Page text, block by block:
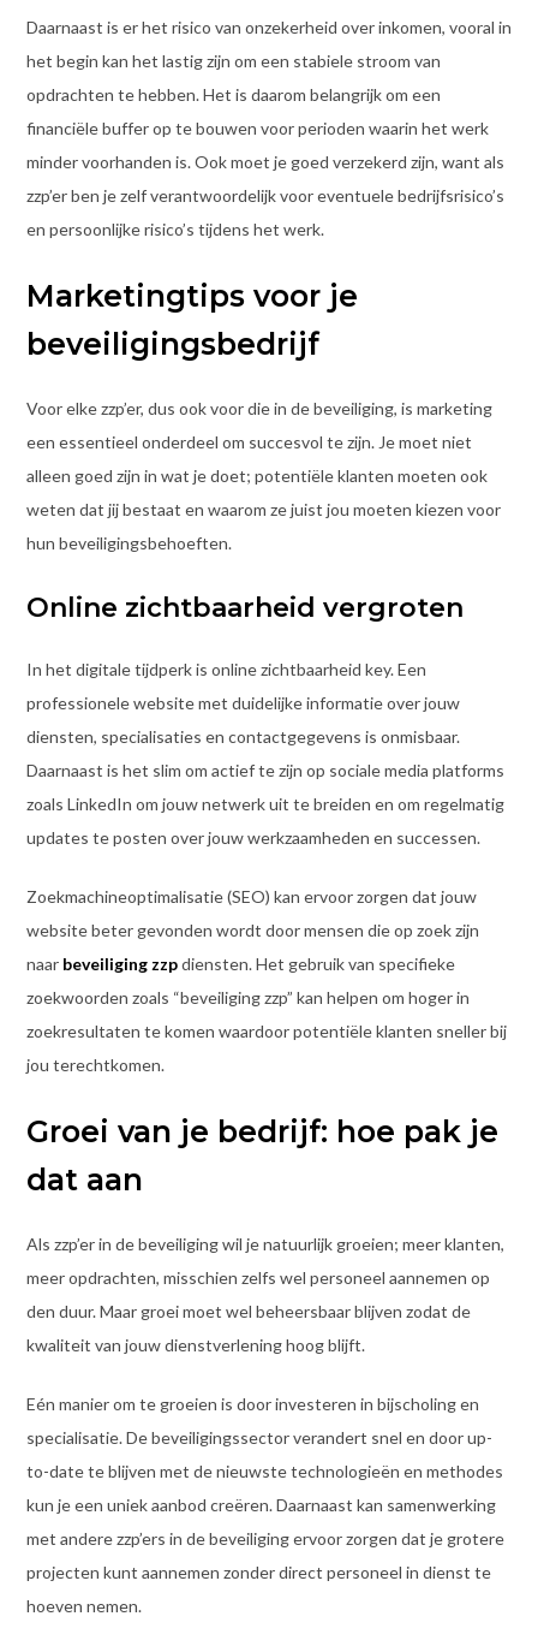
Daarnaast is er het risico van onzekerheid over inkomen, vooral in
het begin kan het lastig zijn om een stabiele stroom van
opdrachten te hebben. Het is daarom belangrijk om een
financiële buffer op te bouwen voor perioden waarin het werk
minder voorhanden is. Ook moet je goed verzekerd zijn, want als
zzp’er ben je zelf verantwoordelijk voor eventuele bedrijfsrisico’s
en persoonlijke risico’s tijdens het werk.
Marketingtips voor je
beveiligingsbedrijf
Voor elke zzp’er, dus ook voor die in de beveiliging, is marketing
een essentieel onderdeel om succesvol te zijn. Je moet niet
alleen goed zijn in wat je doet; potentiële klanten moeten ook
weten dat jij bestaat en waarom ze juist jou moeten kiezen voor
hun beveiligingsbehoeften.
Online zichtbaarheid vergroten
In het digitale tijdperk is online zichtbaarheid key. Een
professionele website met duidelijke informatie over jouw
diensten, specialisaties en contactgegevens is onmisbaar.
Daarnaast is het slim om actief te zijn op sociale media platforms
zoals LinkedIn om jouw netwerk uit te breiden en om regelmatig
updates te posten over jouw werkzaamheden en successen.
Zoekmachineoptimalisatie (SEO) kan ervoor zorgen dat jouw
website beter gevonden wordt door mensen die op zoek zijn
naar beveiliging zzpdiensten. Het gebruik van specifieke
zoekwoorden zoals “beveiliging zzp” kan helpen om hoger in
zoekresultaten te komen waardoor potentiële klanten sneller bij
jou terechtkomen.
Groei van je bedrijf: hoe pak je
dat aan
Als zzp’er in de beveiliging wil je natuurlijk groeien; meer klanten,
meer opdrachten, misschien zelfs wel personeel aannemen op
den duur. Maar groei moet wel beheersbaar blijven zodat de
kwaliteit van jouw dienstverlening hoog blijft.
Eén manier om te groeien is door investeren in bijscholing en
specialisatie. De beveiligingssector verandert snel en door up-
to-date te blijven met de nieuwste technologieën en methodes
kun je een uniek aanbod creëren. Daarnaast kan samenwerking
met andere zzp’ers in de beveiliging ervoor zorgen dat je grotere
projecten kunt aannemen zonder direct personeel in dienst te
hoeven nemen.